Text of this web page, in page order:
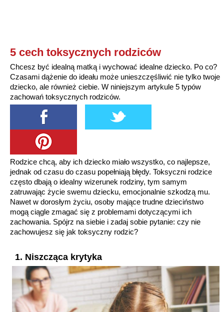
5 cech toksycznych rodziców
Chcesz być idealną matką i wychować idealne dziecko. Po co?
Czasami dążenie do ideału może unieszczęśliwić nie tylko twoje
dziecko, ale również ciebie. W niniejszym artykule 5 typów
zachowań toksycznych rodziców.
Rodzice chcą, aby ich dziecko miało wszystko, co najlepsze,
jednak od czasu do czasu popełniają błędy. Toksyczni rodzice
często dbają o idealny wizerunek rodziny, tym samym
zatruwając życie swemu dziecku, emocjonalnie szkodzą mu.
Nawet w dorosłym życiu, osoby mające trudne dzieciństwo
mogą ciągle zmagać się z problemami dotyczącymi ich
zachowania. Spójrz na siebie i zadaj sobie pytanie: czy nie
zachowujesz się jak toksyczny rodzic?
1. Niszcząca krytyka